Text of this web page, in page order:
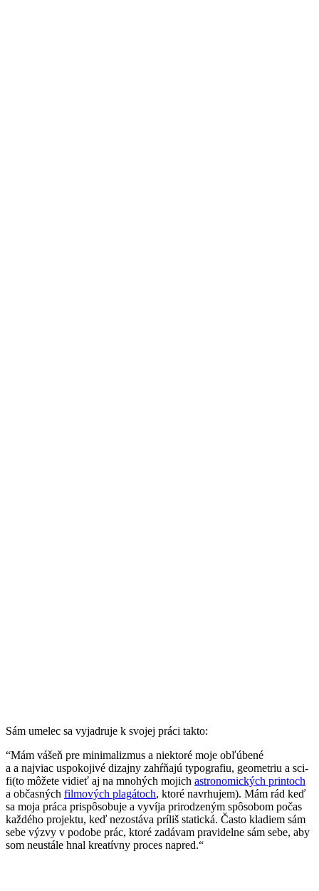
Sám umelec sa vyjadruje k svojej práci takto:
“Mám vášeň pre minimalizmus a niektoré moje obľúbené
a a najviac uspokojivé dizajny zahŕňajú typografiu, geometriu a sci-
fi(to môžete vidieť aj na mnohých mojich astronomických printoch
a občasných filmových plagátoch, ktoré navrhujem). Mám rád keď
sa moja práca prispôsobuje a vyvíja prirodzeným spôsobom počas
každého projektu, keď nezostáva príliš statická. Často kladiem sám
sebe výzvy v podobe prác, ktoré zadávam pravidelne sám sebe, aby
som neustále hnal kreatívny proces napred.“